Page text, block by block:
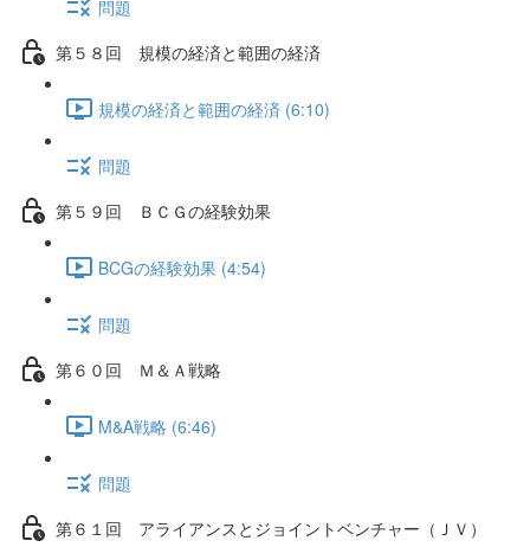
問題
第５８回 規模の経済と範囲の経済
規模の経済と範囲の経済 (6:10)
問題
第５９回 ＢＣＧの経験効果
BCGの経験効果 (4:54)
問題
第６０回 Ｍ＆Ａ戦略
M&A戦略 (6:46)
問題
第６１回 アライアンスとジョイントベンチャー（ＪＶ）